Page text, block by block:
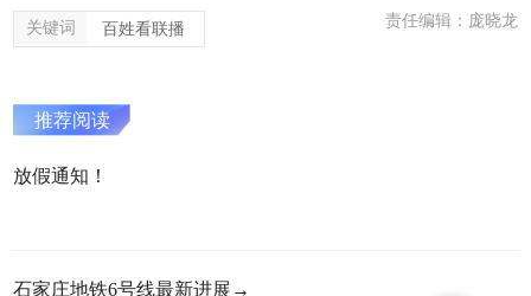
关键词 百姓看联播 责任编辑：庞晓龙
推荐阅读
放假通知！
石家庄地铁6号线最新进展→